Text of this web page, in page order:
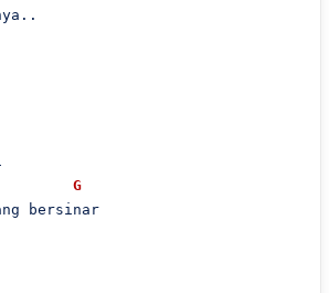
G
bersinar